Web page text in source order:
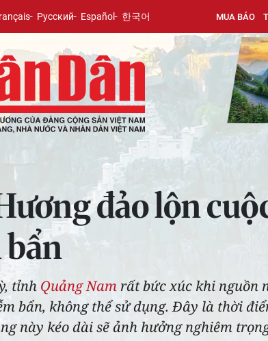
Русский Español 한국어 MUA BÁO
đảo lộn
tỉnh Quảng Nam rất bức xúc khi nguồn
bẩn, không thể sử dụng. Đây là thời
này kéo dài sẽ ảnh hưởng nghiêm